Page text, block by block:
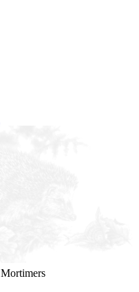
Mortimers